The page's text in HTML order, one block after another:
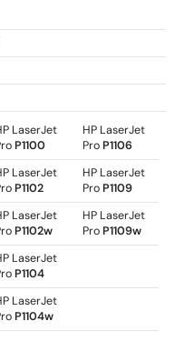
LaserJet
P1100
HP LaserJet
ProP1106
LaserJet
P1102
HP LaserJet
ProP1109
LaserJet
P1102w
HP LaserJet
ProP1109w
LaserJet
P1104
LaserJet
P1104w